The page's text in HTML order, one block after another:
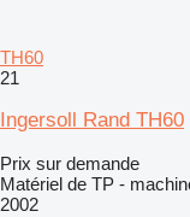
TH60
21
Ingersoll Rand TH60
Prix sur demande
Matériel de TP -
2002